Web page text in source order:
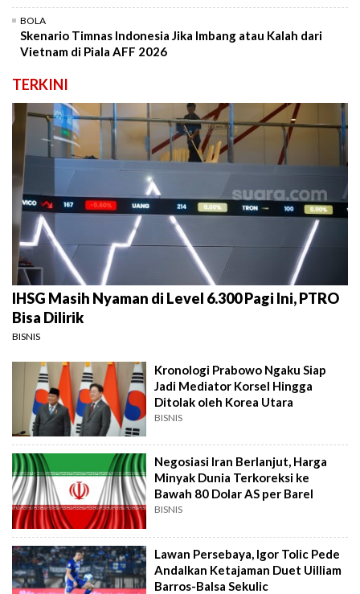
BOLA
Skenario Timnas Indonesia Jika Imbang atau Kalah dari
Vietnam di Piala AFF 2026
TERKINI
IHSG Masih Nyaman di Level 6.300 Pagi Ini, PTRO
Bisa Dilirik
BISNIS
Kronologi Prabowo Ngaku Siap
Jadi Mediator Korsel Hingga
Ditolak oleh Korea Utara
BISNIS
Negosiasi Iran Berlanjut, Harga
Minyak Dunia Terkoreksi ke
Bawah 80 Dolar AS per Barel
BISNIS
Lawan Persebaya, Igor Tolic Pede
Andalkan Ketajaman Duet Uilliam
Barros-Balsa Sekulic